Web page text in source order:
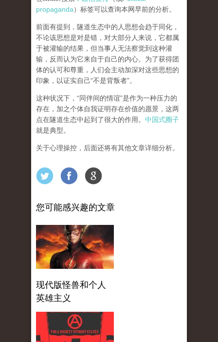
propaganda）标签可以查询本网早前的分析。
前面有提到，隧道生态中的人思想会趋于同化，
不论该思想是对是错，对大部分人来说，它都属
于被灌输的结果，但当事人无法察觉到这种灌
输，反而认为它来自于自己的内心。为了获得团
体的认可和尊重，人们会主动加深对这些思想的
印象，以证实自己“不是背叛者”。
这种状况下，“同伴间的情谊”是作为一种压力的
存在，加之个体自我证明存在价值的愿景，这两
点在隧道生态中起到了很大的作用。 中国式圈子
就是典型。
关于心理操控，后面还将有其他文章详细分析。
您可能感兴趣的文章
现代版怪兽和个人
英雄主义